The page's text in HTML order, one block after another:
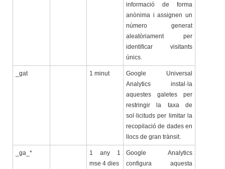
informació de forma
anònima i assignen un
número generat
aleatòriament per
identificar visitants
únics.
_gat 1 minut
Google Universal
Analytics instal·la
aquestes galetes per
restringir la taxa de
sol·licituds per limitar la
recopilació de dades en
llocs de gran trànsit.
_ga_*
1 any 1
mse 4 dies
Google Analytics
configura aquesta